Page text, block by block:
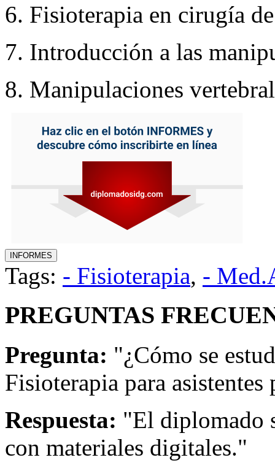
6. Fisioterapia en cirugía
7. Introducción a las
8. Manipulaciones
Tags: - Fisioterapia, -
PREGUNTAS
Pregunta: "¿Cómo se
Fisioterapia para asistentes
Respuesta: "El diplomado
con materiales digitales."